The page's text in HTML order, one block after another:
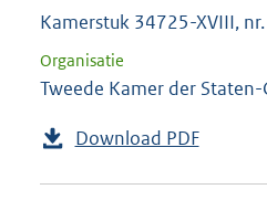
Kamerstuk 34725-XVIII,
Organisatie
Tweede Kamer der Staten-
Download PDF